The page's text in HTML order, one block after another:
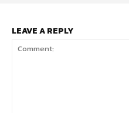
LEAVE A REPLY